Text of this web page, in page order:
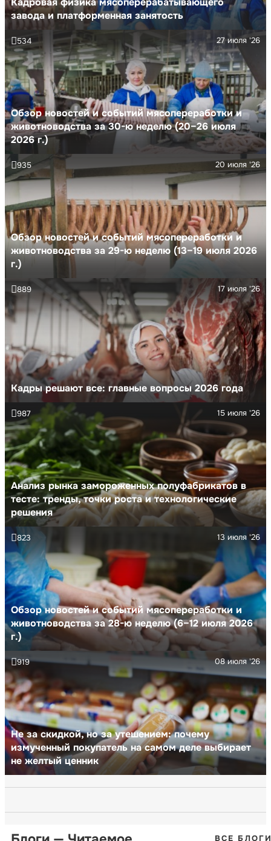
завода и платформенная занятость
Обзор новостей и событий мясопереработки и
животноводства за 30-ю неделю (20–26 июля
2026 г.)
27 июля '26
534
Обзор новостей и событий мясопереработки и
животноводства за 29-ю неделю (13–19 июля 2026
г.)
20 июля '26
935
Кадры решают все: главные вопросы 2026 года
17 июля '26
889
Анализ рынка замороженных полуфабрикатов в
тесте: тренды, точки роста и технологические
решения
15 июля '26
987
Обзор новостей и событий мясопереработки и
животноводства за 28-ю неделю (6–12 июля 2026
г.)
13 июля '26
823
Не за скидкой, но за утешением: почему
измученный покупатель на самом деле выбирает
не желтый ценник
08 июля '26
919
ВСЕ